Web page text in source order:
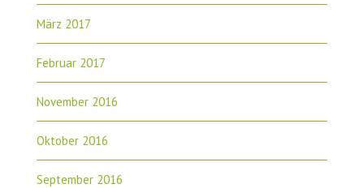
März 2017
Februar 2017
November 2016
Oktober 2016
September 2016